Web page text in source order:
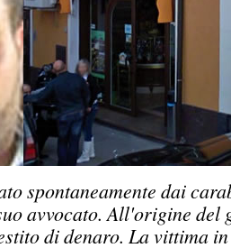
spontaneamente dai
avvocato. All'origine del
di denaro. La vittima